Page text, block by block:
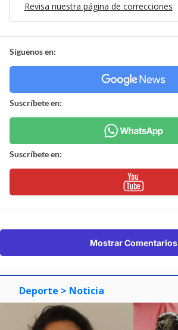
Revisa nuestra página de correcciones
Síguenos en:
Suscríbete en:
Suscríbete en:
Mostrar Comentarios
Deporte > Noticia